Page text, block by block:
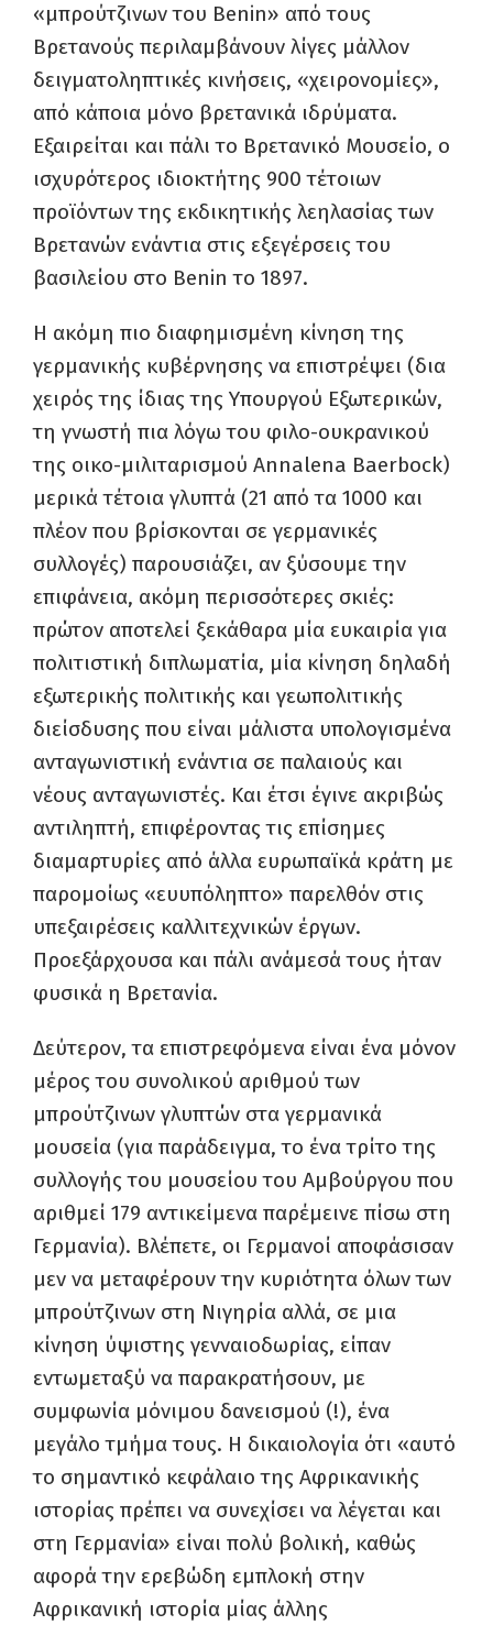
«μπρούτζινων του Benin» από τους
Βρετανούς περιλαμβάνουν λίγες μάλλον
δειγματοληπτικές κινήσεις, «χειρονομίες»,
από κάποια μόνο βρετανικά ιδρύματα.
Εξαιρείται και πάλι το Βρετανικό Μουσείο, ο
ισχυρότερος ιδιοκτήτης 900 τέτοιων
προϊόντων της εκδικητικής λεηλασίας των
Βρετανών ενάντια στις εξεγέρσεις του
βασιλείου στο Benin το 1897.
Η ακόμη πιο διαφημισμένη κίνηση της
γερμανικής κυβέρνησης να επιστρέψει (δια
χειρός της ίδιας της Υπουργού Εξωτερικών,
τη γνωστή πια λόγω του φιλο-ουκρανικού
της οικο-μιλιταρισμού Annalena Baerbock)
μερικά τέτοια γλυπτά (21 από τα 1000 και
πλέον που βρίσκονται σε γερμανικές
συλλογές) παρουσιάζει, αν ξύσουμε την
επιφάνεια, ακόμη περισσότερες σκιές:
πρώτον αποτελεί ξεκάθαρα μία ευκαιρία για
πολιτιστική διπλωματία, μία κίνηση δηλαδή
εξωτερικής πολιτικής και γεωπολιτικής
διείσδυσης που είναι μάλιστα υπολογισμένα
ανταγωνιστική ενάντια σε παλαιούς και
νέους ανταγωνιστές. Και έτσι έγινε ακριβώς
αντιληπτή, επιφέροντας τις επίσημες
διαμαρτυρίες από άλλα ευρωπαϊκά κράτη με
παρομοίως «ευυπόληπτο» παρελθόν στις
υπεξαιρέσεις καλλιτεχνικών έργων.
Προεξάρχουσα και πάλι ανάμεσά τους ήταν
φυσικά η Βρετανία.
Δεύτερον, τα επιστρεφόμενα είναι ένα μόνον
μέρος του συνολικού αριθμού των
μπρούτζινων γλυπτών στα γερμανικά
μουσεία (για παράδειγμα, το ένα τρίτο της
συλλογής του μουσείου του Αμβούργου που
αριθμεί 179 αντικείμενα παρέμεινε πίσω στη
Γερμανία). Βλέπετε, οι Γερμανοί αποφάσισαν
μεν να μεταφέρουν την κυριότητα όλων των
μπρούτζινων στη Νιγηρία αλλά, σε μια
κίνηση ύψιστης γενναιοδωρίας, είπαν
εντωμεταξύ να παρακρατήσουν, με
συμφωνία μόνιμου δανεισμού (!), ένα
μεγάλο τμήμα τους. Η δικαιολογία ότι «αυτό
το σημαντικό κεφάλαιο της Αφρικανικής
ιστορίας πρέπει να συνεχίσει να λέγεται και
στη Γερμανία» είναι πολύ βολική, καθώς
αφορά την ερεβώδη εμπλοκή στην
Αφρικανική ιστορία μίας άλλης